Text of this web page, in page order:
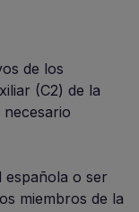
de los
(C2) de la
necesario
española o ser
miembros de la